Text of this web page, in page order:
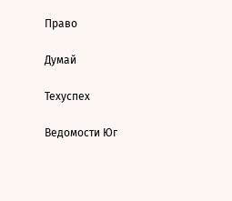
Право
Думай
Техуспех
Ведомости Юг